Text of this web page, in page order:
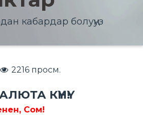
кабардар болуңуз
2216 просм.
КҮНҮ!
Сом!